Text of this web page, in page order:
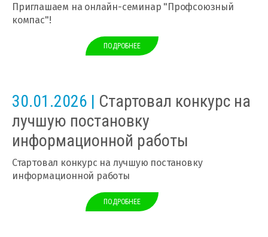
Приглашаем на онлайн-семинар "Профсоюзный
компас"!
ПОДРОБНЕЕ
30.01.2026 | Стартовал конкурс на
лучшую постановку
информационной работы
Стартовал конкурс на лучшую постановку
информационной работы
ПОДРОБНЕЕ